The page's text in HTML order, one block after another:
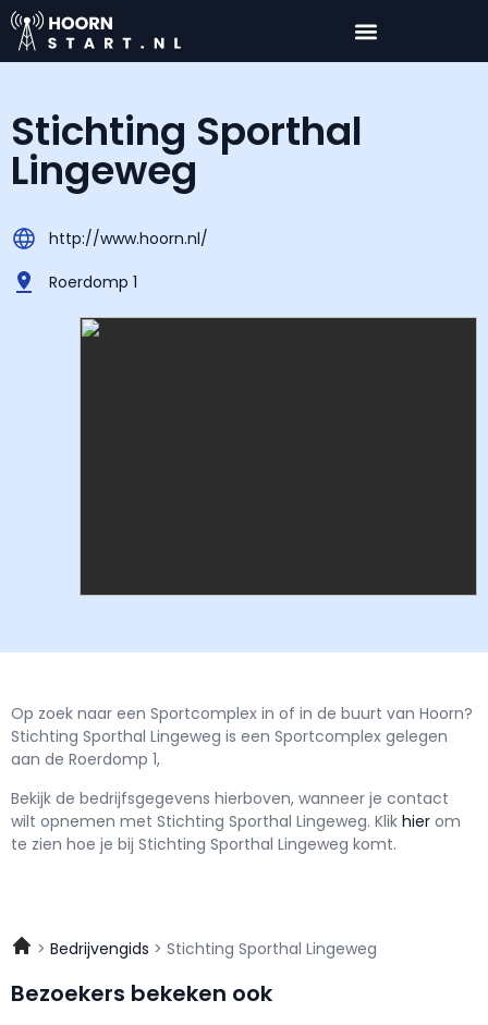
Stichting Sporthal
Lingeweg
http://www.hoorn.nl/
Roerdomp 1
Op zoek naar een Sportcomplex in of in de buurt van Hoorn?
Stichting Sporthal Lingeweg is een Sportcomplex gelegen
aan de Roerdomp 1,
Bekijk de bedrijfsgegevens hierboven, wanneer je contact
wilt opnemen met Stichting Sporthal Lingeweg. Klik hier om
te zien hoe je bij Stichting Sporthal Lingeweg komt.
Bedrijvengids Stichting Sporthal Lingeweg
Bezoekers bekeken ook